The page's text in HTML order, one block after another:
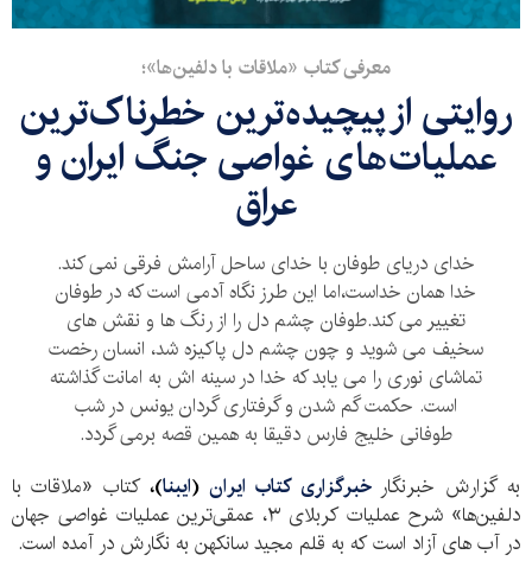
معرفی کتاب «ملاقات با دلفین‌ها»؛
روایتی از پیچیده‌ترین خطرناک‌ترین
عملیات‌های غواصی جنگ ایران و
عراق
خدای دریای طوفان با خدای ساحل آرامش فرقی نمی کند.
خدا همان خداست،اما این طرز نگاه آدمی است که در طوفان
تغییر می کند.طوفان چشم دل را از رنگ ها و نقش های
سخیف می شوید و چون چشم دل پاکیزه شد، انسان رخصت
تماشای نوری را می یابد که خدا در سینه اش به امانت گذاشته
است. حکمت گم شدن و گرفتاری گردان یونس در شب
طوفانی خلیج فارس دقیقا به همین قصه برمی گردد.
به گزارش خبرنگار خبرگزاری کتاب ایران (ایبنا)،کتاب «ملاقات با
دلفین‌ها» شرح عملیات کربلای ۳، عمقی‌ترین عملیات غواصی جهان
در آب های آزاد است که به قلم مجید سانکهن به نگارش در آمده است.